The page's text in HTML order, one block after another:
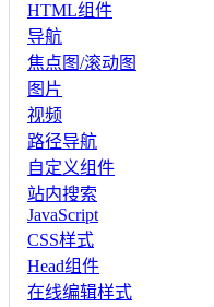
HTML组件
导航
焦点图/滚动图
图片
视频
路径导航
自定义组件
站内搜索
JavaScript
CSS样式
Head组件
在线编辑样式